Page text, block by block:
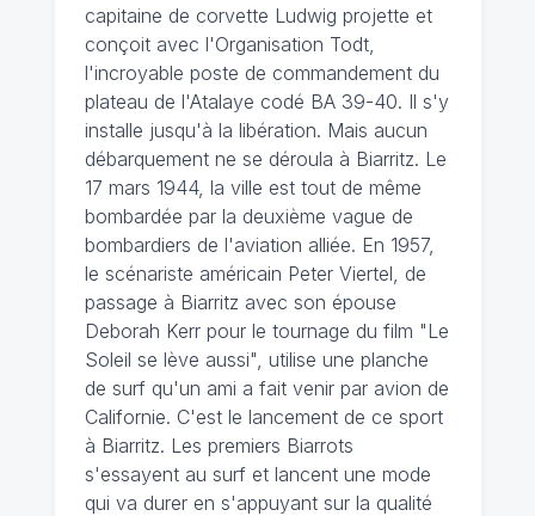
capitaine de corvette Ludwig projette et
conçoit avec l'Organisation Todt,
l'incroyable poste de commandement du
plateau de l'Atalaye codé BA 39-40. Il s'y
installe jusqu'à la libération. Mais aucun
débarquement ne se déroula à Biarritz. Le
17 mars 1944, la ville est tout de même
bombardée par la deuxième vague de
bombardiers de l'aviation alliée. En 1957,
le scénariste américain Peter Viertel, de
passage à Biarritz avec son épouse
Deborah Kerr pour le tournage du film "Le
Soleil se lève aussi", utilise une planche
de surf qu'un ami a fait venir par avion de
Californie. C'est le lancement de ce sport
à Biarritz. Les premiers Biarrots
s'essayent au surf et lancent une mode
qui va durer en s'appuyant sur la qualité